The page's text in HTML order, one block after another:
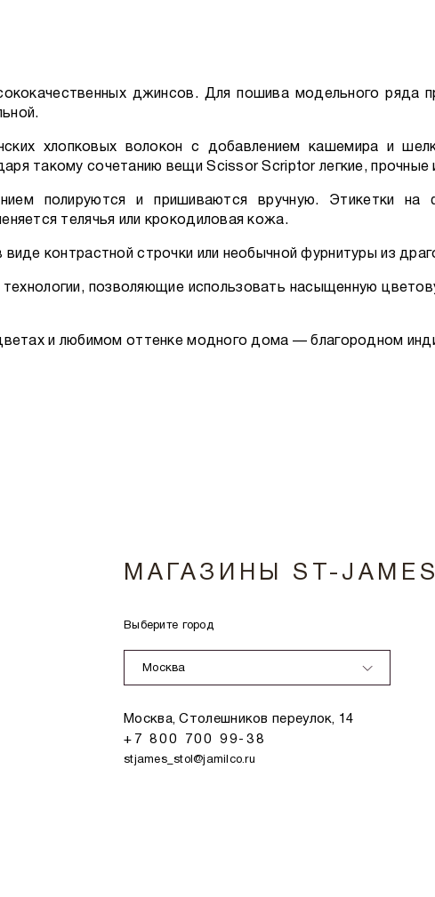
джинсов. Для пошива модельного ряда
хлопковых волокон с добавлением кашемира и
такому сочетанию вещи Scissor Scriptor легкие, прочные
полируются и пришиваются вручную. Этикетки на
телячья или крокодиловая кожа.
контрастной строчки или необычной фурнитуры из
позволяющие использовать насыщенную
и любимом оттенке модного дома — благородном
МАГАЗИНЫ ST-JAMES
Выберите город
Москва
Москва, Столешников переулок, 14
+7 800 700 99-38
stjames_stol@jamilco.ru